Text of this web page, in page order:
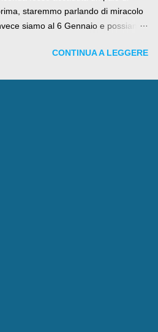
staremmo parlando di miracolo
siamo al 6 Gennaio e possiamo
visto il lieto epilogo della vicenda.
CONTINUA A LEGGERE